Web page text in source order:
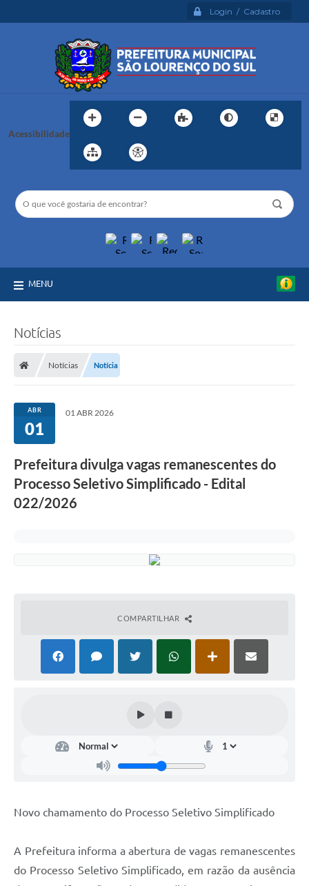
Login / Cadastro
Acessibilidade
MENU
Notícias
Notícias Notícia
ABR
01
01 ABR 2026
Prefeitura divulga vagas remanescentes do
Processo Seletivo Simplificado - Edital
022/2026
COMPARTILHAR
Novo chamamento do Processo Seletivo Simplificado
A Prefeitura informa a abertura de vagas remanescentes
do Processo Seletivo Simplificado, em razão da ausência